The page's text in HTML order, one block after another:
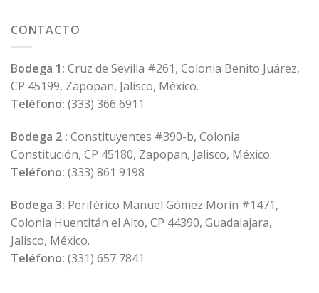
CONTACTO
Bodega 1: Cruz de Sevilla #261, Colonia Benito Juárez,
CP 45199, Zapopan, Jalisco, México.
Teléfono: (333) 366 6911
Bodega 2 : Constituyentes #390-b, Colonia
Constitución, CP 45180, Zapopan, Jalisco, México.
Teléfono: (333) 861 9198
Bodega 3: Periférico Manuel Gómez Morin #1471,
Colonia Huentitán el Alto, CP 44390, Guadalajara,
Jalisco, México.
Teléfono: (331) 657 7841